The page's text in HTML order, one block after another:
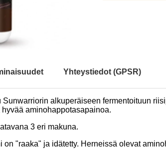
Yhteystiedot (GPSR)
alkuperäiseen fermentoituun
aminohappotasapainoa.
3 eri makuna.
"raaka" ja idätetty. Herneissä olevat